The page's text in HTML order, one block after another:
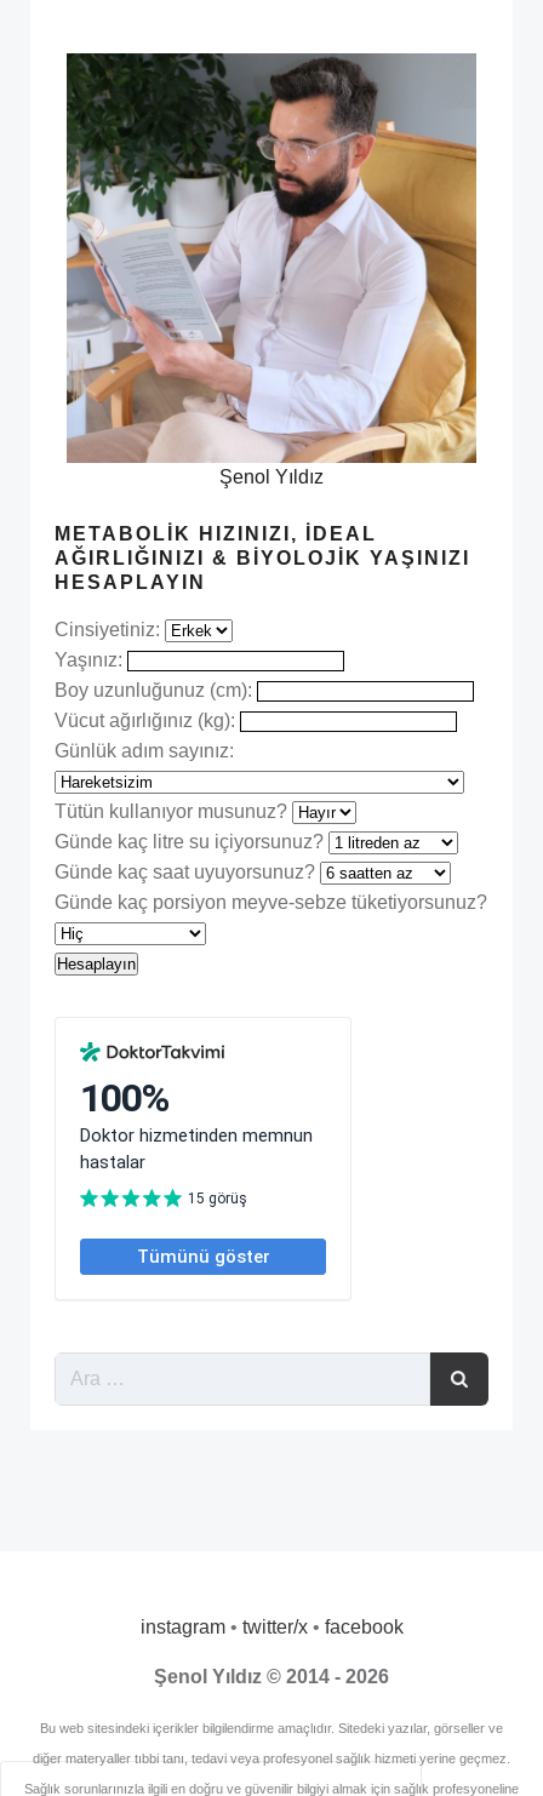
Şenol Yıldız
METABOLIK HIZINIZI, İDEAL
AĞIRLIĞINIZI & BIYOLOJIK YAŞINIZI
HESAPLAYIN
Cinsiyetiniz:
Yaşınız:
Boy uzunluğunuz (cm):
Vücut ağırlığınız (kg):
Günlük adım sayınız:
Tütün kullanıyor musunuz?
Günde kaç litre su içiyorsunuz?
Günde kaç saat uyuyorsunuz?
Günde kaç porsiyon meyve-sebze tüketiyorsunuz?
Hesaplayın
instagram• twitter/x• facebook
Şenol Yıldız © 2014 - 2026
Bu web sitesindeki içerikler bilgilendirme amaçlıdır. Sitedeki yazılar, görseller ve
diğer materyaller tıbbi tanı, tedavi veya profesyonel sağlık hizmeti yerine geçmez.
Sağlık sorunlarınızla ilgili en doğru ve güvenilir bilgiyi almak için sağlık profesyoneline